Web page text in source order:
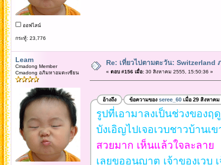
ออฟไลน์
กระทู้: 23,776
Leam
Cmadong Member
Cmadong อภิมหาอมตะเซียน
Re: เที่ยวไปตามตะวัน: Switzerland
« ตอบ #156 เมื่อ:30 สิงหาคม 2555, 15:50:36 »
อ้างถึง ข้อความของ seree_60เมื่อ 29 สิงหาคม
รูปที่เอามาลงเป็นช่วงของฤ
บังเอิญไปเจอเวบชาวบ้านเข
สวยมาก เห็นแล้วใจละลาย
เลยขออนุญาต เจ้าของเวบ